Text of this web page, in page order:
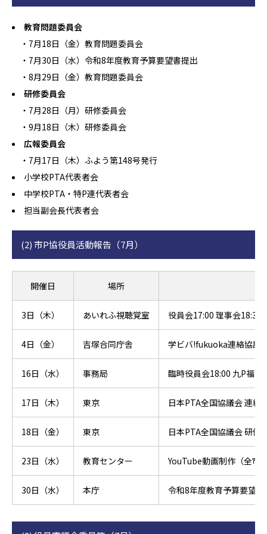
教育問題委員会
・7月18日（金）教育問題委員会
・7月30日（水）令和8年度教育予算要望書提出
・8月29日（金）教育問題委員会
研修委員会
・7月28日（月）研修委員会
・9月18日（木）研修委員会
広報委員会
・7月17日（木）ふよう第148号発行
小学校PTA代表者会
中学校PTA・特P連代表者会
担当副会長代表者会
(2) 市P協役員活動報告（7月）
開催日 場所
3日（木） あいれふ視聴覚室 役員会17:00 理事会18:30
4日（金） 吉塚合同庁舎 学ビバ!fukuoka連絡協議
16日（水） 事務局 臨時役員会18:00 九P福
17日（木） 東京 日本PTA全国協議会 連絡
18日（金） 東京 日本PTA全国協議会 研修
23日（水） 教育センター YouTube動画制作（全市
30日（水） 本庁 令和8年度教育予算要望書